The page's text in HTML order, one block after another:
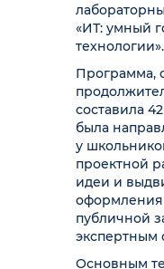
«ИТ: умный
технологии».
Программа,
составила
была
у
проектной
идеи и
оформления
публичной
экспертным
Основным